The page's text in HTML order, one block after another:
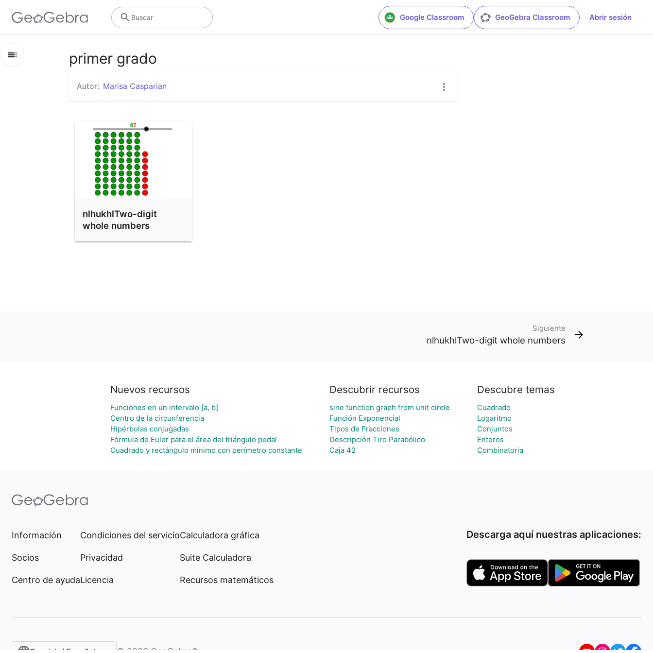
Google Classroom GeoGebra Classroom Abrir sesión
Buscar
primer grado
Autor: Marisa Casparian
nlhukhlTwo-digit
whole numbers
Siguiente
nlhukhlTwo-digit whole numbers
Nuevos recursos
Funciones en un intervalo [a, b]
Centro de la circunferencia
Hipérbolas conjugadas
Fórmula de Euler para el área del triángulo pedal
Cuadrado y rectángulo mínimo con perímetro constante
Descubrir recursos
sine function graph from unit circle
Función Exponencial
Tipos de Fracciones
Descripción Tiro Parabólico
Caja 42
Descubre temas
Cuadrado
Logaritmo
Conjuntos
Enteros
Combinatoria
Información
Socios
Centro de ayuda
Condiciones del servicio
Privacidad
Licencia
Calculadora gráfica
Suite Calculadora
Recursos matemáticos
Descarga aquí nuestras aplicaciones: